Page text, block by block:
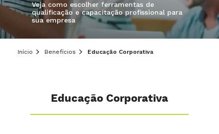
Veja como escolher ferramentas de
qualificação e capacitação profissional para
sua empresa
Início Benefícios Educação Corporativa
Educação Corporativa